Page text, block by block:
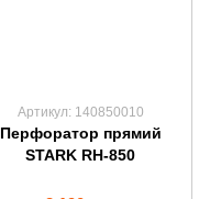
Артикул: 140850010
Перфоратор прямий
STARK RH-850